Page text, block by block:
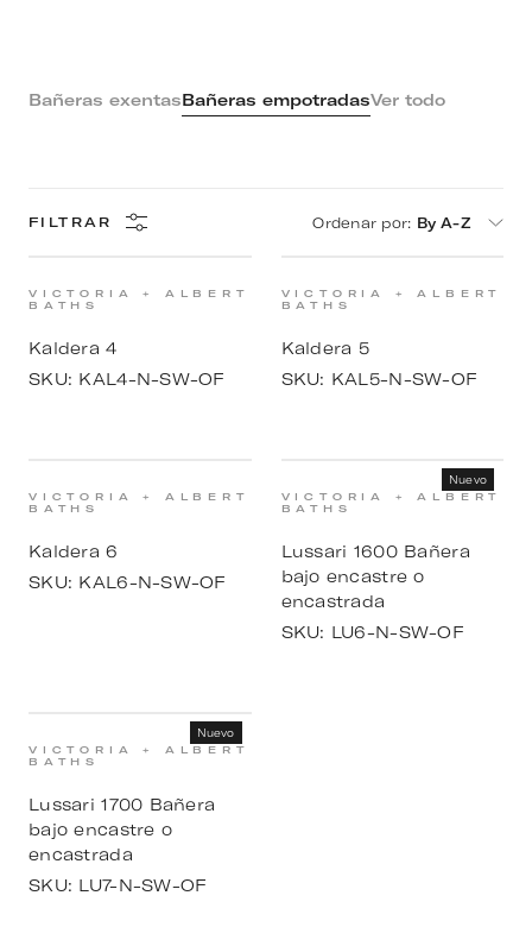
Bañeras exentasBañeras empotradasVer todo
FILTRAR Ordenar por: By A-Z
VICTORIA + ALBERT
BATHS
Kaldera 4
SKU: KAL4-N-SW-OF
VICTORIA + ALBERT
BATHS
Kaldera 5
SKU: KAL5-N-SW-OF
VICTORIA + ALBERT
BATHS
Kaldera 6
SKU: KAL6-N-SW-OF
Nuevo
VICTORIA + ALBERT
BATHS
Lussari 1600 Bañera
bajo encastre o
encastrada
SKU: LU6-N-SW-OF
Nuevo
VICTORIA + ALBERT
BATHS
Lussari 1700 Bañera
bajo encastre o
encastrada
SKU: LU7-N-SW-OF